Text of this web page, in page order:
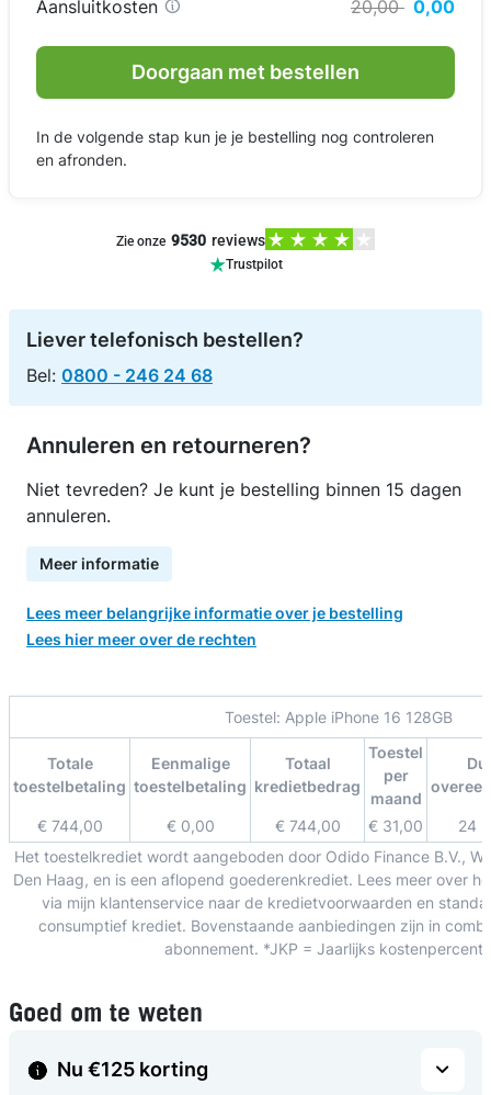
Aansluitkosten 20,00 0,00
Doorgaan met bestellen
In de volgende stap kun je je bestelling nog controleren
en afronden.
Zie onze 9530 reviews
Trustpilot
Liever telefonisch bestellen?
Bel: 0800 - 246 24 68
Annuleren en retourneren?
Niet tevreden? Je kunt je bestelling binnen 15 dagen
annuleren.
Meer informatie
Lees meer belangrijke informatie over je bestelling
Lees hier meer over de rechten
Toestel: Apple iPhone 16 128GB
Totale
toestelbetaling
Eenmalige
toestelbetaling
Totaal
kredietbedrag
Toestel
per
maand
€ 744,00 € 0,00 € 744,00 € 31,00
24
Het toestelkrediet wordt aangeboden door Odido Finance B.V.,
Den Haag, en is een aflopend goederenkrediet. Lees meer over
via mijn klantenservice naar de kredietvoorwaarden en
consumptief krediet. Bovenstaande aanbiedingen zijn in
abonnement. *JKP = Jaarlijks
Goed om te weten
Nu €125 korting